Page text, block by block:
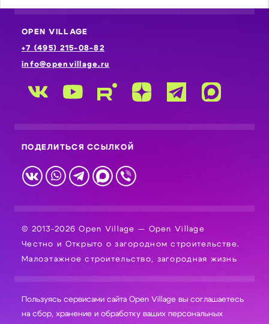
OPEN VILLAGE
+7 (495) 215-08-82
info@openvillage.ru
ПОДЕЛИТЬСЯ ССЫЛКОЙ
© 2013-2026 Open Village — Open Village
Честно и Открыто о загородном строительстве.
Малоэтажное строительство, загородная жизнь
Пользуясь сервисами сайта Open Village вы соглашаетесь
на сбор, хранение и обработку ваших персональных